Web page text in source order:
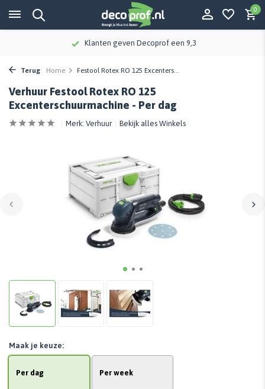
0
Klanten geven Decoprof een 9,3
Terug Home Festool Rotex RO 125 Excenters...
Verhuur Festool Rotex RO 125
Excenterschuurmachine - Per dag
Merk: Verhuur Bekijk alles Winkels
Per dag Per week
Maak je keuze: